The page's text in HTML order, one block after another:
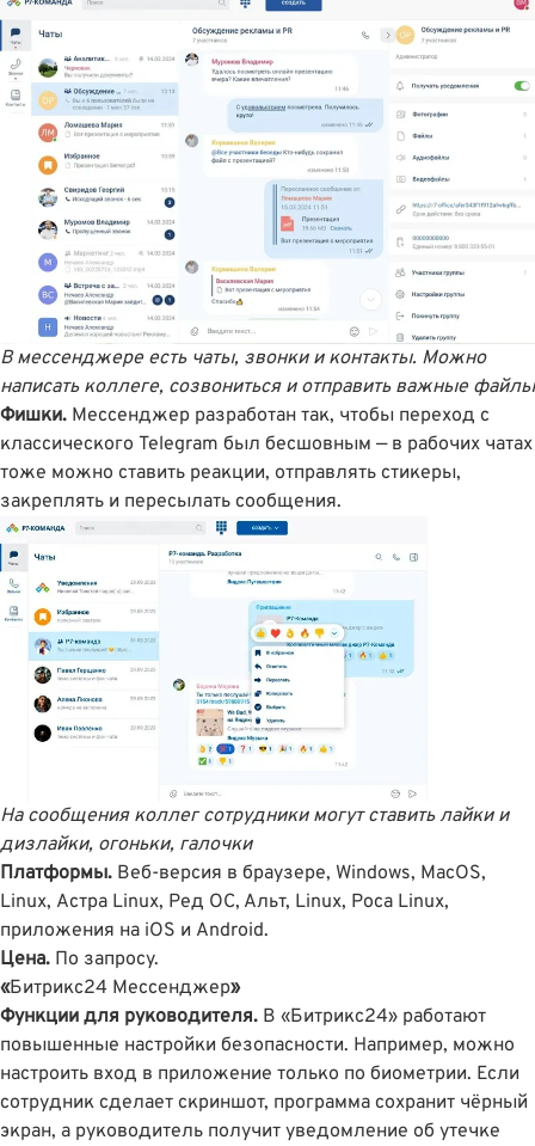
В мессенджере есть чаты, звонки и контакты. Можно
написать коллеге, созвониться и отправить важные файлы
Фишки. Мессенджер разработан так, чтобы переход с
классического Telegram был бесшовным — в рабочих чатах
тоже можно ставить реакции, отправлять стикеры,
закреплять и пересылать сообщения.
На сообщения коллег сотрудники могут ставить лайки и
дизлайки, огоньки, галочки
Платформы. Веб-версия в браузере, Windows, MacOS,
Linux, Астра Linux, Ред ОС, Альт, Linux, Роса Linux,
приложения на iOS и Android.
Цена. По запросу.
«Битрикс24 Мессенджер»
Функции для руководителя. В «Битрикс24» работают
повышенные настройки безопасности. Например, можно
настроить вход в приложение только по биометрии. Если
сотрудник сделает скриншот, программа сохранит чёрный
экран, а руководитель получит уведомление об утечке